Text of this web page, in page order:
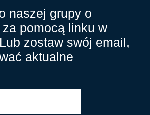
naszej grupy o
pomocą linku w
Lub zostaw swój email,
aktualne